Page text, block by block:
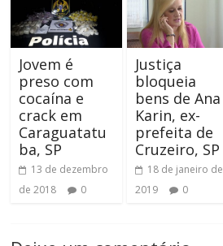
Jovem é
preso com
cocaína e
crack em
Caraguatatu
ba, SP
13 de dezembro
de 2018
0
Justiça
bloqueia
bens de Ana
Karin, ex-
prefeita de
Cruzeiro, SP
18 de janeiro de
2019
0